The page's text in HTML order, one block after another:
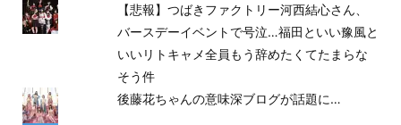
【悲報】つばきファクトリー河西結心さん、
バースデーイベントで号泣…福田といい豫風と
いいリトキャメ全員もう辞めたくてたまらな
そう件
後藤花ちゃんの意味深ブログが話題に…